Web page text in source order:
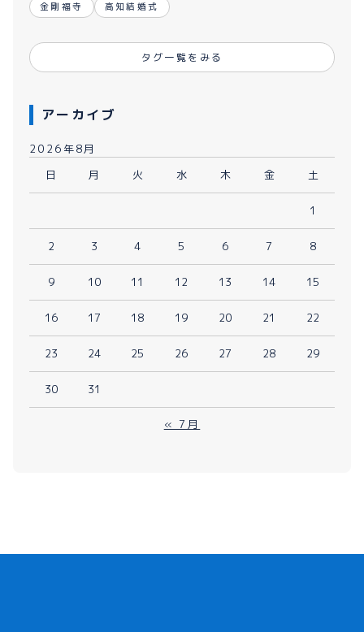
金剛福寺
高知結婚式
タグ一覧をみる
アーカイブ
2026年8月
日
月 火 水 木 金 土
1
2 3 4 5 6 7 8
9 10 11 12 13 14 15
16 17 18 19 20 21 22
23 24 25 26 27 28 29
30 31
« 7月